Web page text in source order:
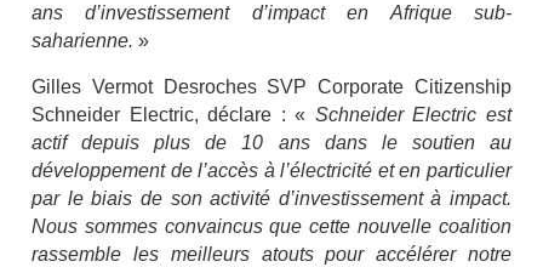
ans d’investissement d’impact en Afrique sub-
saharienne. »
Gilles Vermot Desroches SVP Corporate Citizenship
Schneider Electric, déclare : « Schneider Electric est
actif depuis plus de 10 ans dans le soutien au
développement de l’accès à l’électricité et en particulier
par le biais de son activité d’investissement à impact.
Nous sommes convaincus que cette nouvelle coalition
rassemble les meilleurs atouts pour accélérer notre